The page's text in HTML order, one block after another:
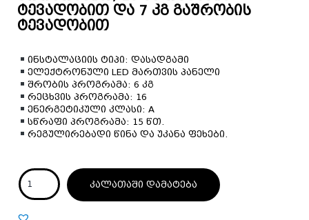
ტევადობით და 7 კგ გაშრობის
ტევადობით
ინსტალაციის ტიპი: დასადგამი
ელექტრონული LED მართვის პანელი
შრობის პროგრამა: 6 კგ
რეცხვის პროგრამა: 16
ენერგეტიკული კლასი: A
სწრაფი პროგრამა: 15 წთ.
რეგულირებადი წინა და უკანა ფეხები.
კალათაში დამატება